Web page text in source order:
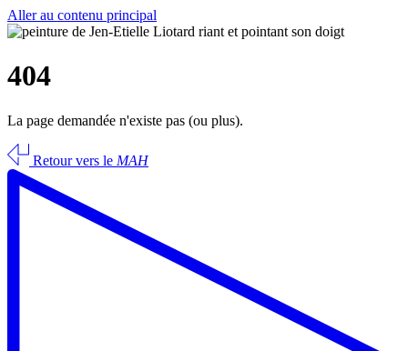
Aller au contenu principal
404
La page demandée n'existe pas (ou plus).
Retour vers le MAH